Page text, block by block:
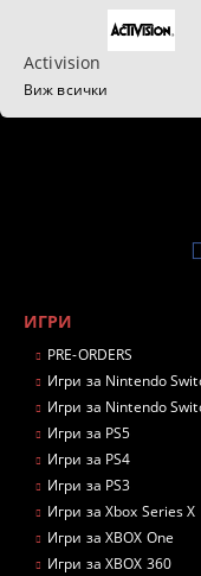
Activision
Виж всички
ИГРИ
PRE-ORDERS
Игри за Nintendo
Игри за Nintendo
Игри за PS5
Игри за PS4
Игри за PS3
Игри за Xbox Series X
Игри за XBOX One
Игри за XBOX 360